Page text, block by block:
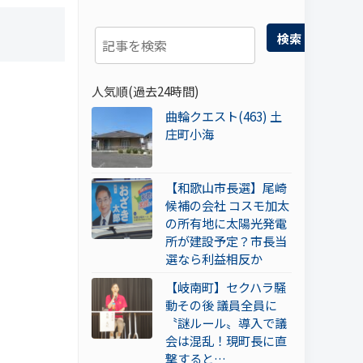
検索
人気順(過去24時間)
曲輪クエスト(463) 土
庄町小海
【和歌山市長選】尾崎
候補の会社 コスモ加太
の所有地に太陽光発電
所が建設予定？市長当
選なら利益相反か
【岐南町】セクハラ騒
動その後 議員全員に
〝謎ルール〟導入で議
会は混乱！現町長に直
撃すると…